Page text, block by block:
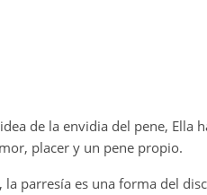
de la envidia del pene, Ella
placer y un pene propio.
la parresía es una forma del